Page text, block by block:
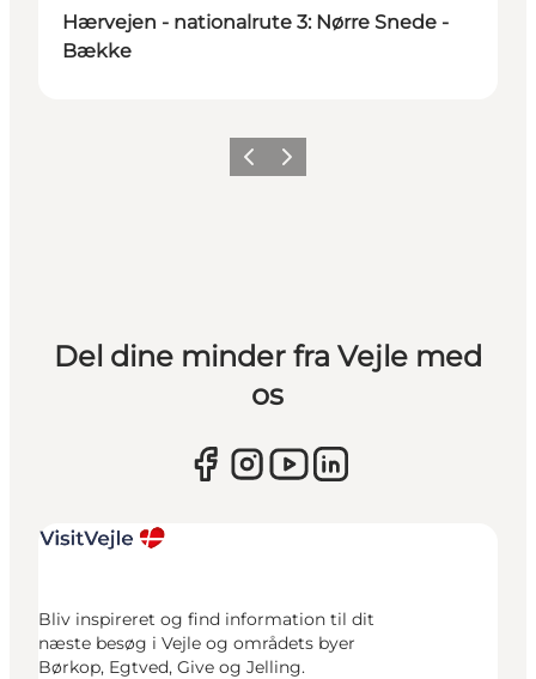
Hærvejen - nationalrute 3: Nørre Snede -
Bække
ForrigeNæste
Del dine minder fra Vejle med
os
Bliv inspireret og find information til dit
næste besøg i Vejle og områdets byer
Børkop, Egtved, Give og Jelling.